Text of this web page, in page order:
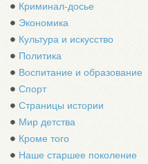
Криминал-досье
Экономика
Культура и искусство
Политика
Воспитание и образование
Спорт
Страницы истории
Мир детства
Кроме того
Наше старшее поколение